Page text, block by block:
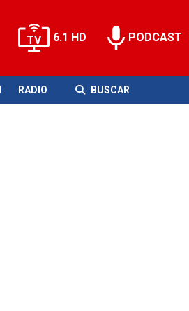
6.1 HD PODCAST
RADIO BUSCAR